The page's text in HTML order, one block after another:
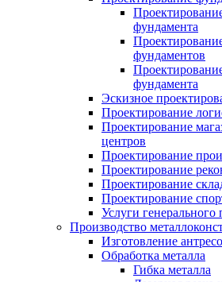
фундамента
фундаментов
фундамента
Эскизное
Проектирование
Проектирование
центров
Проектирование
Проектирование
Проектирование
Проектирование
Услуги
Производство
Изготовление
Обработка металла
Гибка металла